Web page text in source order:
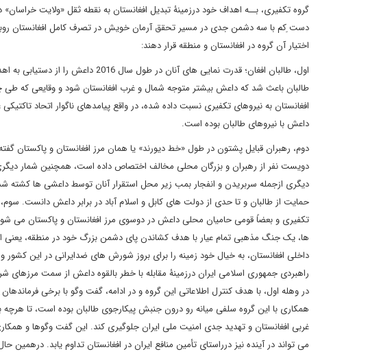
گروه تکفیری، بــه اهداف خود درزمینۀ تبدیل افغانستان به نقطه ثقل «ولایت
دست ِکم با سه دشمن جدی در مسیر تحقق آرمان خویش در تصرف کامل افغانستان
اختیار آن گروه در افغانستان و منطقه قرار دهند:
اول، طالبان افغان؛ قدرت نمایی های
طالبان باعث شد که داعش بیشتر متوجه شمال و غرب افغانستان شود و وقایعی که طی
افغانستان به نیروهای تکفیری نسبت داده شده، در واقع پیامدهای ناگوار اتحاد
داعش با نیروهای طالبان بوده است.
دوم، رهبران قبایل پشتون در طول «خط دیورند» یا همان مرز افغانستان و پاکستان
دویست نفر از رهبران و بزرگان محلی مخالف اختصاص داده است، همچنین شمار دیگری
دیگری ازجمله سربریدن و انفجار بمب زیر محل استقرار آنان توسط داعشی ها کشته
حمایت از طالبان و تا حدی از دولت های کابل و اسلام آباد در برابر داعش دانست.
تکفیری و بعضاً قومی حامیان محلی داعش در دوسوی مرز افغانستان و پاکستان می
ها، یک جنگ مذهبی تمام عیار با هدف کشاندن پای دشمن بزرگ خود در منطقه، یعنی
داخلی افغانستان، به خیال خود زمینه را برای بروز شورش های ضدایرانی در این
راهبردی جمهوری اسلامی ایران درزمینۀ مقابله با خطر بالقوه داعش از سمت مرزهای
در وهله اول، با هدف کنترل اطلاعاتی این گروه و در ادامه، گفت وگو با برخی
همکاری با این گروه سلفی میانه رو درون جنبش پیکارجوی طالبان بوده است، تا
غربی افغانستان و تهدید جدی امنیت ملی ایران جلوگیری کند. این گفت وگوها و
می تواند در آینده نیز درراستای تأمین منافع ایران در افغانستان تداوم یابد.